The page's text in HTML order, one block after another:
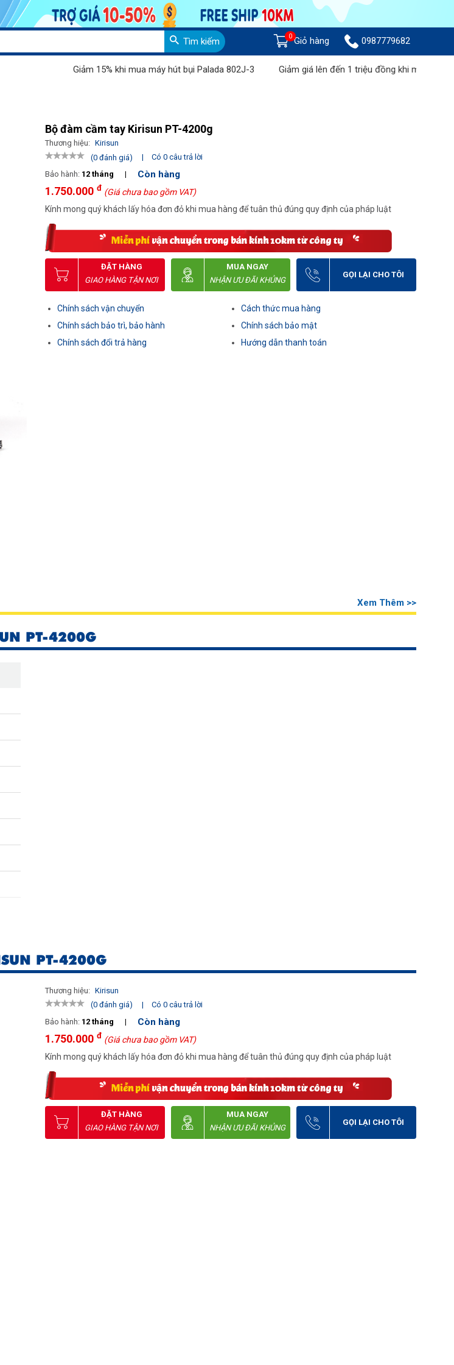
Tìm kiếm 0 Giỏ hàng 0987779682
Giảm 15% khi mua máy hút bụi Palada 802J-3 Giảm giá lên đến 1 triệu đồng khi mua Máy chà
Bộ đàm cầm tay Kirisun PT-4200g
Thương hiệu: Kirisun
(0 đánh giá)
|
Có 0 câu trả lời
Bảo hành: 12 tháng | Còn hàng
1.750.000 đ (Giá chưa bao gồm VAT)
Kính mong quý khách lấy hóa đơn đỏ khi mua hàng để tuân thủ đúng quy định của pháp luật
ĐẶT HÀNG
GIAO HÀNG TẬN NƠI
MUA NGAY
NHẬN ƯU ĐÃI KHỦNG
GỌI LẠI CHO TÔI
Chính sách vận chuyển
Chính sách bảo trì, bảo hành
Chính sách đổi trả hàng
Cách thức mua hàng
Chính sách bảo mật
Hướng dẫn thanh toán
Xem Thêm >>
PT-4200G
PT-4200G
Thương hiệu: Kirisun
(0 đánh giá)
|
Có 0 câu trả lời
Bảo hành: 12 tháng | Còn hàng
1.750.000 đ (Giá chưa bao gồm VAT)
Kính mong quý khách lấy hóa đơn đỏ khi mua hàng để tuân thủ đúng quy định của pháp luật
ĐẶT HÀNG
GIAO HÀNG TẬN NƠI
MUA NGAY
NHẬN ƯU ĐÃI KHỦNG
GỌI LẠI CHO TÔI